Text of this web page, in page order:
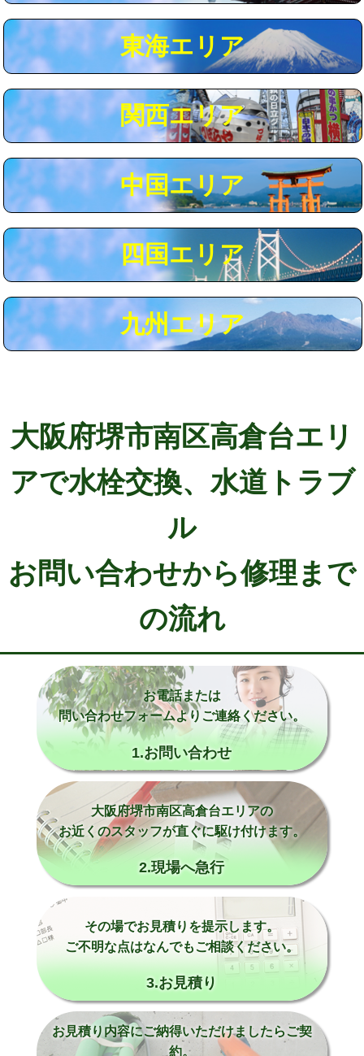
コンクリート斫り（厚さ10㎝まで） 27,500円
コンクリート斫り（厚さ10㎝超え） 38,500円
モルタル補修（厚さ10㎝まで） 27,500円
モルタル補修（厚さ10㎝超え） 38,500円
追加人工 16,500円
現場見積
※給水管工事は20mmまでの価格です。
東海エリア
関西エリア
中国エリア
四国エリア
九州エリア
大阪府堺市南区高倉台エリ
アで水栓交換、水道トラブ
ル
お問い合わせから修理まで
の流れ
お電話または
問い合わせフォームよりご連絡ください。
1.お問い合わせ
大阪府堺市南区高倉台エリアの
お近くのスタッフが直ぐに駆け付けます。
2.現場へ急行
その場でお見積りを提示します。
ご不明な点はなんでもご相談ください。
3.お見積り
お見積り内容にご納得いただけましたらご契
約。